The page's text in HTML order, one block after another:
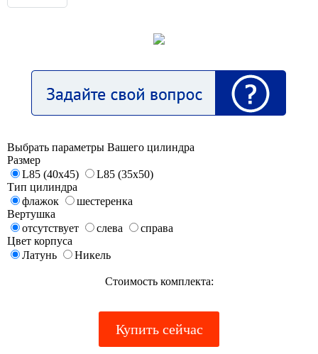
Выбрать параметры Вашего цилиндра
Размер
L85 (40x45)
L85 (35x50)
Тип цилиндра
флажок
шестеренка
Вертушка
отсутствует
слева
справа
Цвет корпуса
Латунь
Никель
Стоимость комплекта:
Купить сейчас